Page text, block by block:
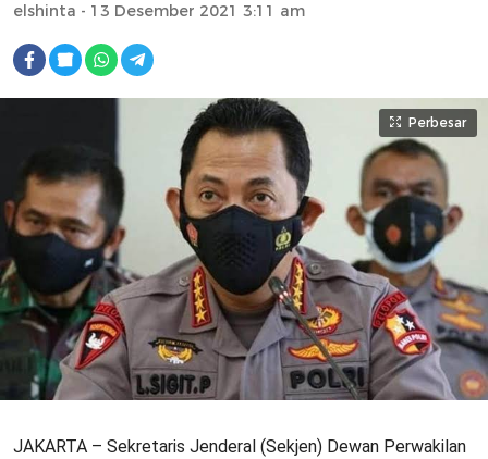
elshinta - 13 Desember 2021 3:11 am
Perbesar
JAKARTA – Sekretaris Jenderal (Sekjen) Dewan Perwakilan